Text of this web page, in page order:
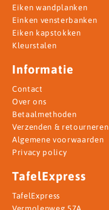
Eiken wandplanken
Einken vensterbanken
Eiken kapstokken
Kleurstalen
Informatie
Contact
Over ons
Betaalmethoden
Verzenden & retourneren
Algemene voorwaarden
Privacy policy
TafelExpress
TafelExpress